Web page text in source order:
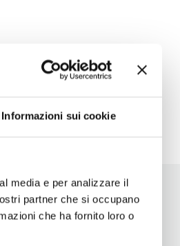
Informazioni sui cookie
media e per analizzare il
partner che si occupano
che ha fornito loro o